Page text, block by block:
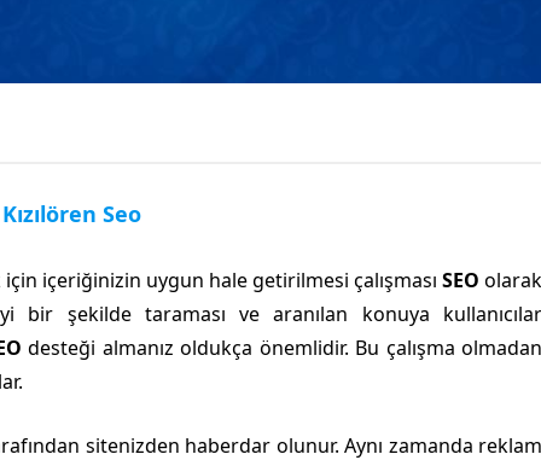
Kızılören Seo
içeriğinizin uygun hale getirilmesi çalışması SEO olarak
bir şekilde taraması ve aranılan konuya kullanıcılar
desteği almanız oldukça önemlidir. Bu çalışma olmadan
sitenizden haberdar olunur. Aynı zamanda reklam